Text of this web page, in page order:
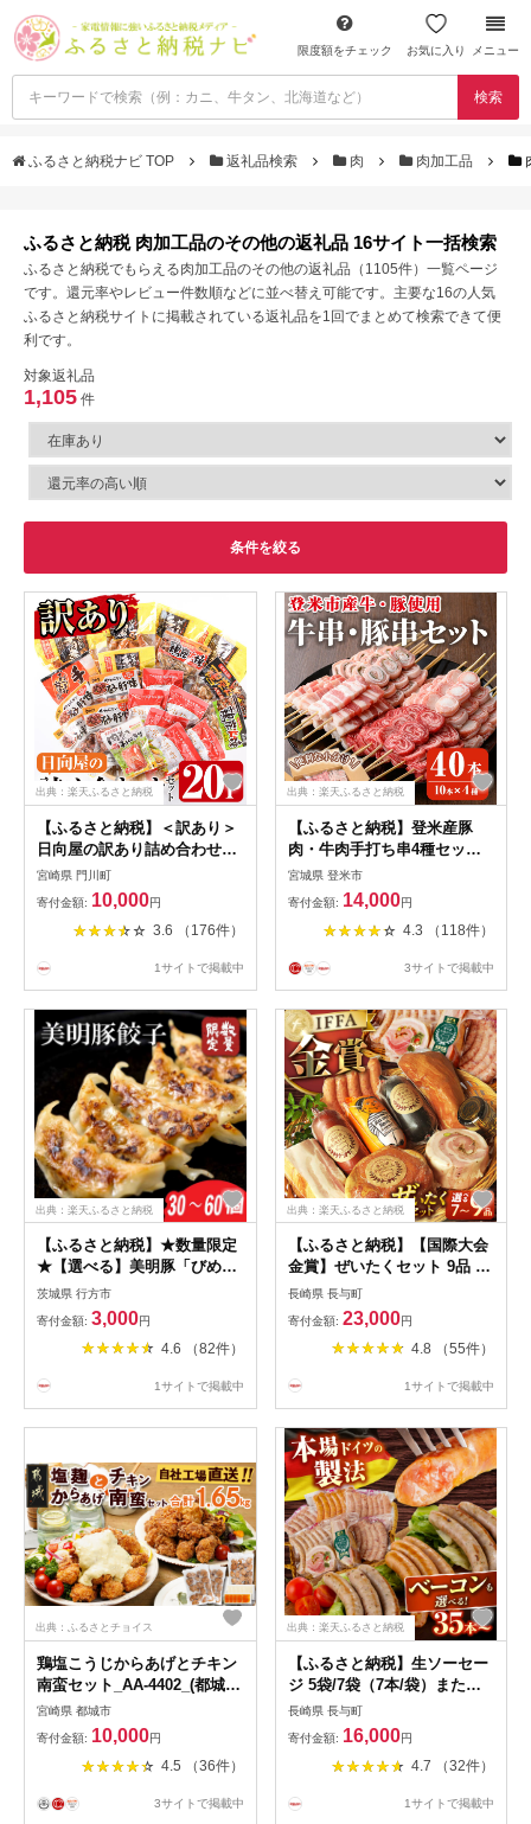
限度額をチェック お気に入り メニュー
検索
ふるさと納税ナビ TOP 返礼品検索 肉 肉加工品
ふるさと納税 肉加工品のその他の返礼品 16サイト一括検索
ふるさと納税でもらえる肉加工品のその他の返礼品（1105件）一覧ページ
です。還元率やレビュー件数順などに並べ替え可能です。主要な16の人気
ふるさと納税サイトに掲載されている返礼品を1回でまとめて検索できて便
利です。
対象返礼品
1,105 件
条件を絞る
出典：楽天ふるさと納税
【ふるさと納税】＜訳あり＞
日向屋の訳あり詰め合わせセ
ット(合計20パック)おかず 惣
菜 レトルト 常温 保存 国産
詰合せ【AP-5】【日向屋】
宮崎県 門川町
寄付金額: 10,000円
3.6 （176件）
1サイトで掲載中
出典：楽天ふるさと納税
【ふるさと納税】登米産豚
肉・牛肉手打ち串4種セット
計40本(10本×4種) 串焼き 牛
ロール 豚串 豚肉大葉巻串 肉
巻串 冷凍生串 居酒屋 バーベ
キュー BBQ フライパン ホッ
べ 小分け 【有限会社肉の及
宮城県 登米市
寄付金額: 14,000円
4.3 （118件）
3サイトで掲載中
出典：楽天ふるさと納税
【ふるさと納税】★数量限定
★【選べる】美明豚「びめい
とん」のジューシー餃子 2パ
ック(30個入り×2袋)・ 1パッ
ク(30個入り)｜餃子 ぎょうざ
ギョウザ 美明豚 びめいとん
肉 ジューシー 先行予約 茨城
茨城県 行方市
寄付金額: 3,000円
4.6 （82件）
1サイトで掲載中
出典：楽天ふるさと納税
【ふるさと納税】【国際大会
金賞】ぜいたくセット 9品 /
ふるさと納税限定 7品
[EAM021] 国産ハム ベーコン
ウインナー 詰め合わせ ギフ
長崎県 長与町
寄付金額: 23,000円
4.8 （55件）
1サイトで掲載中
出典：ふるさとチョイス
鶏塩こうじからあげとチキン
南蛮セット_AA-4402_(都城
市) 鶏肉 加工品 からあげ/チ
キン南蛮 タルタルソース付き
ご当地グルメ 若鶏 お弁当/お
かず おうち時間 冷凍食品 鶏
宮崎県 都城市
寄付金額: 10,000円
4.5 （36件）
3サイトで掲載中
出典：楽天ふるさと納税
【ふるさと納税】生ソーセー
ジ 5袋/7袋（7本/袋）または
よくばり4種セット [EAM026]
選べる本数/セット内容 ソー
セージ ウインナー 国産 豚肉
詰め合わせ 詰合せ セット ギ
長崎県 長与町
寄付金額: 16,000円
4.7 （32件）
1サイトで掲載中